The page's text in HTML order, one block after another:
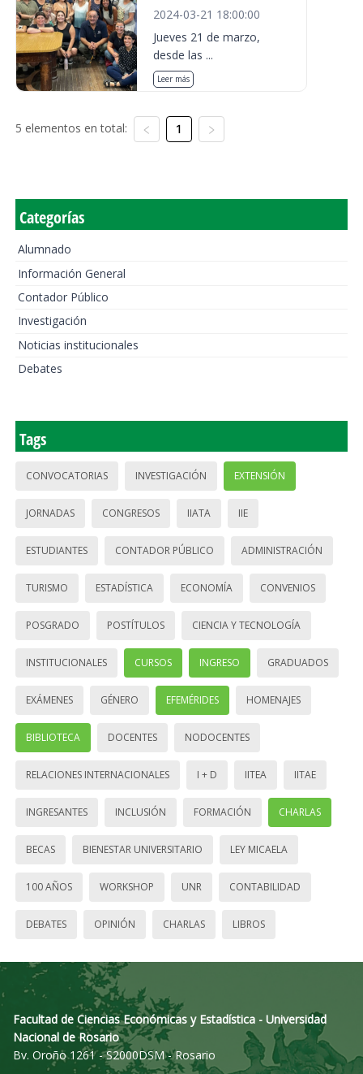
2024-03-21 18:00:00
Jueves 21 de marzo,
desde las ...
Leer más
5 elementos en total: 1
Categorías
Alumnado
Información General
Contador Público
Investigación
Noticias institucionales
Debates
Tags
CONVOCATORIAS INVESTIGACIÓN EXTENSIÓN
JORNADAS CONGRESOS IIATA IIE
ESTUDIANTES CONTADOR PÚBLICO ADMINISTRACIÓN
TURISMO ESTADÍSTICA ECONOMÍA CONVENIOS
POSGRADO POSTÍTULOS CIENCIA Y TECNOLOGÍA
INSTITUCIONALES CURSOS INGRESO GRADUADOS
EXÁMENES GÉNERO EFEMÉRIDES HOMENAJES
BIBLIOTECA DOCENTES NODOCENTES
RELACIONES INTERNACIONALES I + D IITEA IITAE
INGRESANTES INCLUSIÓN FORMACIÓN CHARLAS
BECAS BIENESTAR UNIVERSITARIO LEY MICAELA
100 AÑOS WORKSHOP UNR CONTABILIDAD
DEBATES OPINIÓN CHARLAS LIBROS
Facultad de Ciencias Económicas y Estadística - Universidad
Nacional de Rosario
Bv. Oroño 1261 - S2000DSM - Rosario